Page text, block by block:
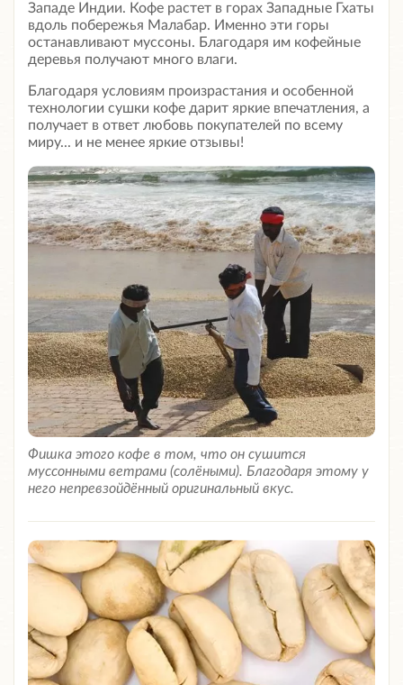
Западе Индии. Кофе растет в горах Западные Гхаты
вдоль побережья Малабар. Именно эти горы
останавливают муссоны. Благодаря им кофейные
деревья получают много влаги.
Благодаря условиям произрастания и особенной
технологии сушки кофе дарит яркие впечатления, а
получает в ответ любовь покупателей по всему
миру... и не менее яркие отзывы!
Фишка этого кофе в том, что он сушится
муссонными ветрами (солёными). Благодаря этому у
него непревзойдённый оригинальный вкус.